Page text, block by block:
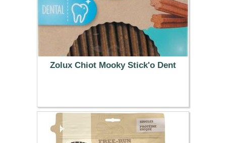
Zolux Chiot Mooky Stick'o Dent
2.99 €